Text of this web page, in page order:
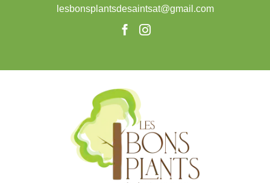
lesbonsplantsdesaintsat@gmail.com